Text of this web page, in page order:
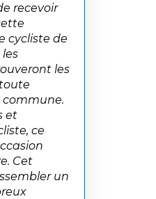
recevoir
cycliste de
les
les
et
ce
Cet
un